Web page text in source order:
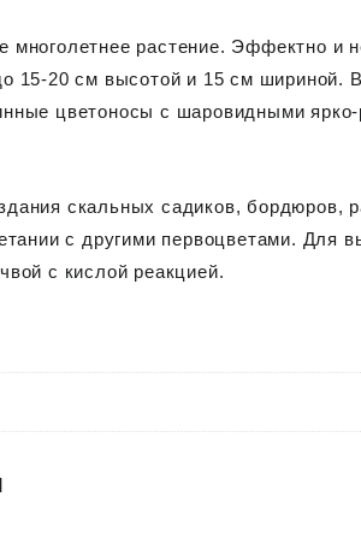
многолетнее растение. Эффектно и
15-20 см высотой и 15 см шириной.
цветоносы с шаровидными
скальных садиков, бордюров,
с другими первоцветами.
с кислой реакцией.